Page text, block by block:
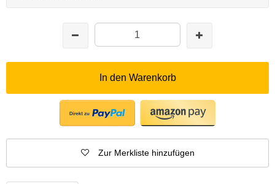
In den Warenkorb
Zur Merkliste hinzufügen